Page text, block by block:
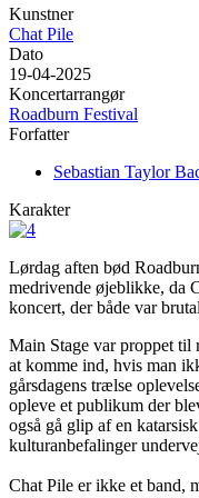
Kunstner
Chat Pile
Dato
19-04-2025
Koncertarrangør
Roadburn Festival
Forfatter
Sebastian Taylor
Karakter
Lørdag aften bød
medrivende øjeblikke, da
koncert, der både var
Main Stage var proppet til
at komme ind, hvis man
gårsdagens trælse
opleve et publikum der
også gå glip af en
kulturanbefalinger
Chat Pile er ikke et band,